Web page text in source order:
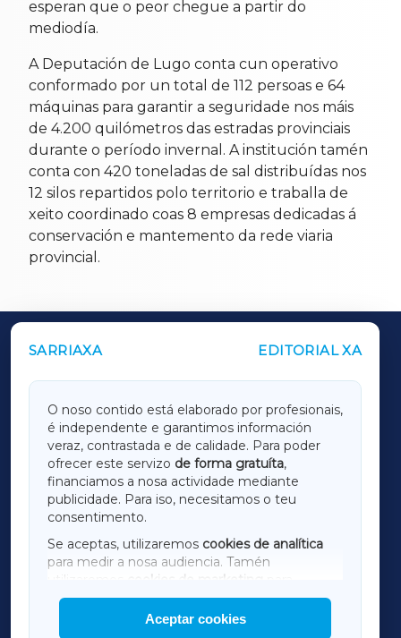
esperan que o peor chegue a partir do
mediodía.
A Deputación de Lugo conta cun operativo
conformado por un total de 112 persoas e 64
máquinas para garantir a seguridade nos máis
de 4.200 quilómetros das estradas provinciais
durante o período invernal. A institución tamén
conta con 420 toneladas de sal distribuídas nos
12 silos repartidos polo territorio e traballa de
xeito coordinado coas 8 empresas dedicadas á
conservación e mantemento da rede viaria
provincial.
SARRIAXA EDITORIAL XA
O noso contido está elaborado por profesionais,
é independente e garantimos información
veraz, contrastada e de calidade. Para poder
ofrecer este servizo de forma gratuíta,
financiamos a nosa actividade mediante
publicidade. Para iso, necesitamos o teu
consentimento.
Se aceptas, utilizaremos cookies de analítica
para medir a nosa audiencia. Tamén
utilizaremos
cookies de marketing
mostrar publicidade de terceiros.
Así mesmo, podes personalizar a elección das
Aceptar cookies
OUTROS PERIÓDICOS
LUGOXA
TERRACHAXA
AMARIÑAXA
RIBEIRASACRAXA